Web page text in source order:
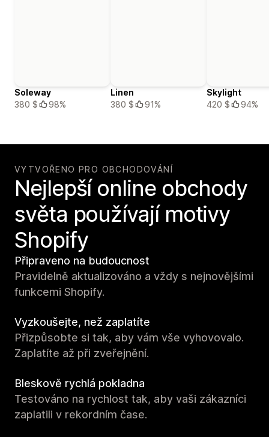
Soleway
380 $
98%
Linen
380 $
91%
Skylight
420 $
94%
VYTVOŘENO PRO OBCHODOVÁNÍ
Nejlepší online obchody
světa používají motivy
Shopify
Připraveno na budoucnost
Pravidelně aktualizováno a vždy s nejnovějšími
funkcemi Shopify.
Vyzkoušejte, než zaplatíte
Přizpůsobte si tak, aby vám vše vyhovovalo.
Zaplatíte až při zveřejnění.
Bleskově rychlá pokladna
Testováno na rychlost tak, aby vaši zákazníci
zaplatili v rekordním čase.